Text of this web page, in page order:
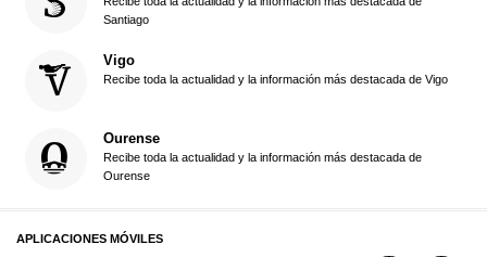
Santiago
Vigo
Recibe toda la actualidad y la información más destacada de Vigo
Ourense
Recibe toda la actualidad y la información más destacada de
Ourense
APLICACIONES MÓVILES